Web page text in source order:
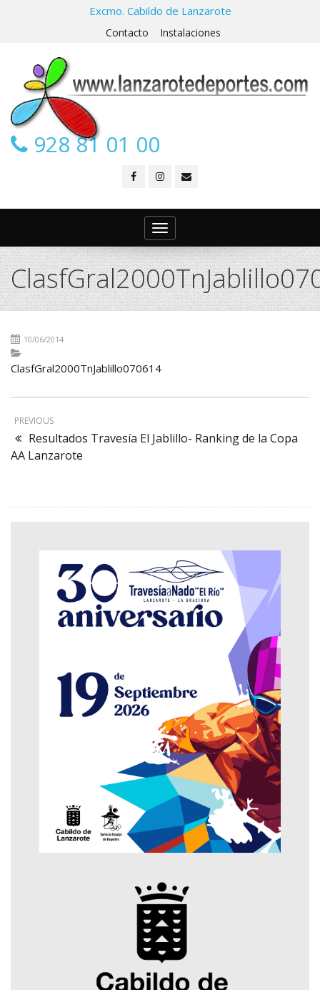
Excmo. Cabildo de Lanzarote
Contacto Instalaciones
928 81 01 00
Toggle
navigation
10/06/2014
ClasfGral2000TnJablillo070614
PREVIOUS
Resultados Travesía El Jablillo- Ranking de la Copa
AA Lanzarote